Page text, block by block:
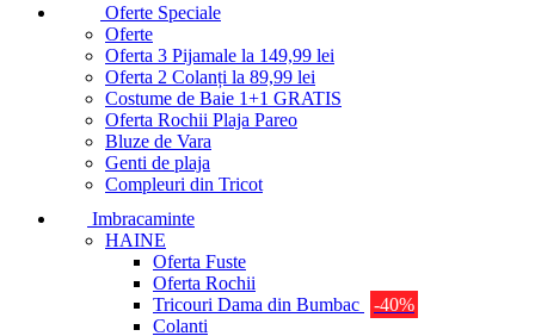
Oferte Speciale
Oferte
Oferta 3 Pijamale la 149,99 lei
Oferta 2 Colanți la 89,99 lei
Costume de Baie 1+1 GRATIS
Oferta Rochii Plaja Pareo
Bluze de Vara
Genti de plaja
Compleuri din Tricot
Imbracaminte
HAINE
Oferta Fuste
Oferta Rochii
Tricouri Dama din Bumbac
-40%
Colanti